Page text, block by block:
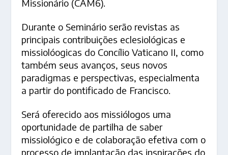
Missionário (CAM6).
Durante o Seminário serão revistas as
principais contribuições eclesiológicas e
missiolóogicas do Concílio Vaticano II, como
também seus avanços, seus novos
paradigmas e perspectivas, especialmenta
a partir do pontificado de Francisco.
Será oferecido aos missiólogos uma
oportunidade de partilha de saber
missiológico e de colaboração efetiva com o
processo de implantação das inspirações do